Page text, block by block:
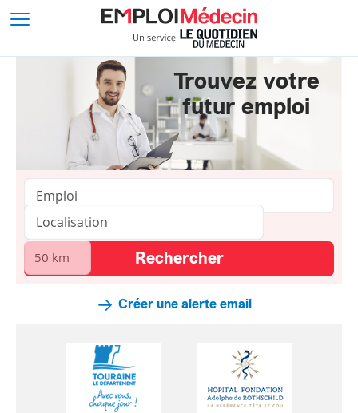
Trouvez votre
futur emploi
Créer une alerte email